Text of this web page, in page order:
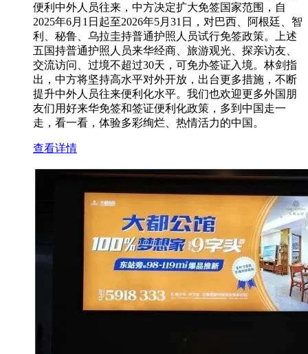
便利中外人员往来，中方决定扩大免签国家范围，自
2025年6月1日起至2026年5月31日，对巴西、阿根廷、智
利、秘鲁、乌拉圭持普通护照人员试行免签政策。上述
五国持普通护照人员来华经商、旅游观光、探亲访友、
交流访问、过境不超过30天，可免办签证入境。林剑指
出，中方将坚持高水平对外开放，出台更多措施，不断
提升中外人员往来便利化水平。我们也欢迎更多外国朋
友们用好来华免签和签证便利化政策，多到中国走一
走，看一看，体验多彩绚烂、热情活力的中国。
查看详情